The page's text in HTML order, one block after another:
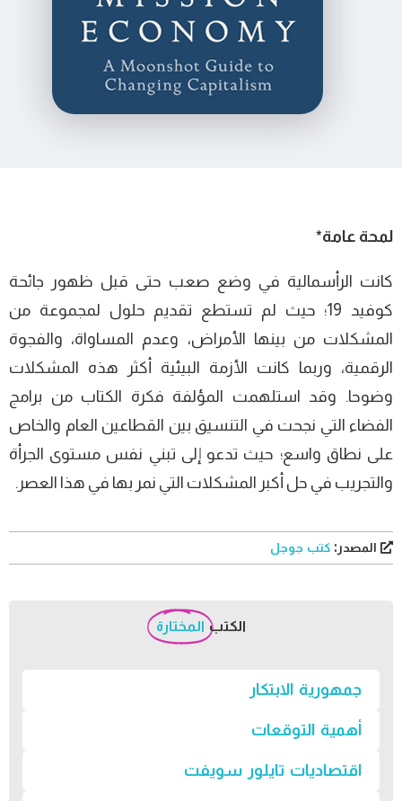
لمحة عامة*
كانت الرأسمالية في وضع صعب حتى قبل ظهور جائحة
كوفيد 19؛ حيث لم تستطع تقديم حلول لمجموعة من
المشكلات من بينها الأمراض، وعدم المساواة، والفجوة
الرقمية، وربما كانت الأزمة البيئية أكثر هذه المشكلات
وضوحا. وقد استلهمت المؤلفة فكرة الكتاب من برامج
الفضاء التي نجحت في التنسيق بين القطاعين العام والخاص
على نطاق واسع؛ حيث تدعو إلى تبني نفس مستوى الجرأة
والتجريب في حل أكبر المشكلات التي نمر بها في هذا العصر.
المصدر: كتب جوجل
الكتب المختارة
جمهورية الابتكار
أهمية التوقعات
اقتصاديات تايلور سويفت